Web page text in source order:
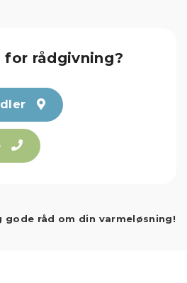
for rådgivning?
gode råd om din varmeløsning!